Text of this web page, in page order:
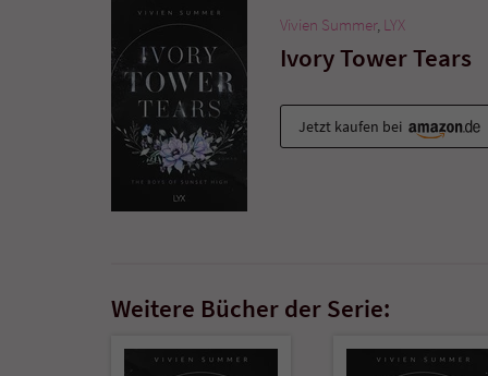
Vivien Summer, LYX
Ivory Tower Tears
Jetzt kaufen bei
Weitere Bücher der Serie: